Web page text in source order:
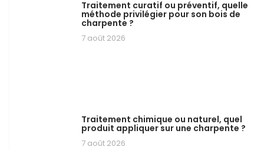
Traitement curatif ou préventif, quelle
méthode privilégier pour son bois de
charpente ?
7 août 2026
Traitement chimique ou naturel, quel
produit appliquer sur une charpente ?
7 août 2026